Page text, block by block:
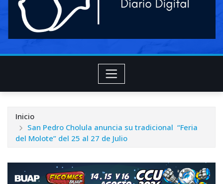
Inicio
San Pedro Cholula anuncia su tradicional “Feria
del Molote” del 25 al 27 de Julio